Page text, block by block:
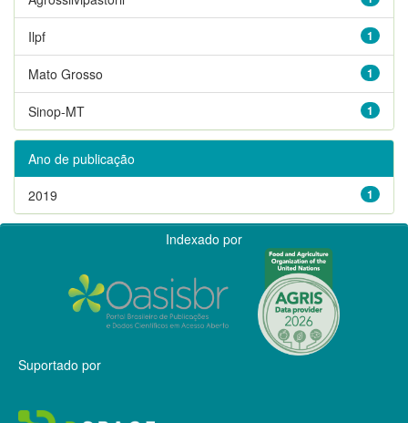
1
Ilpf
1
Mato Grosso
1
Sinop-MT
Ano de publicação
1
2019
Indexado por
Suportado por